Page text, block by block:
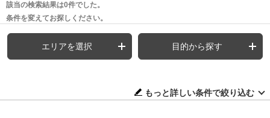
該当の検索結果は0件でした。
条件を変えてお探しください。
エリアを選択 目的から探す
もっと詳しい条件で絞り込む